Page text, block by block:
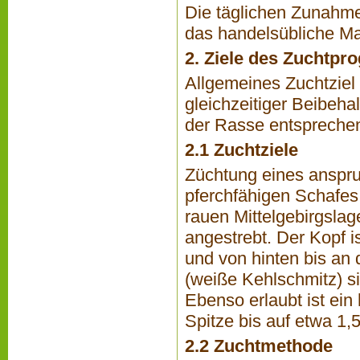
Die täglichen
das handelsübliche
2. Ziele des
Allgemeines
gleichzeitiger
der Rasse
2.1 Zuchtziele
Züchtung eines
pferchfähigen
rauen
angestrebt. Der Kopf
und von hinten bis an
(weiße Kehlschmitz)
Ebenso erlaubt ist
Spitze bis auf etwa
2.2 Zuchtmethode